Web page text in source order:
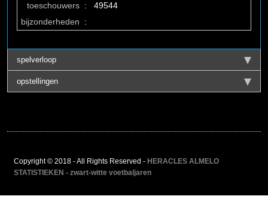
toeschouwers :
49544
bijzonderheden
:
spelverloop
opstellingen
Copyright © 2018 - All Rights Reserved - HERACLES ALMELO
STATISTIEKEN - zwart-witte voetbaljaren